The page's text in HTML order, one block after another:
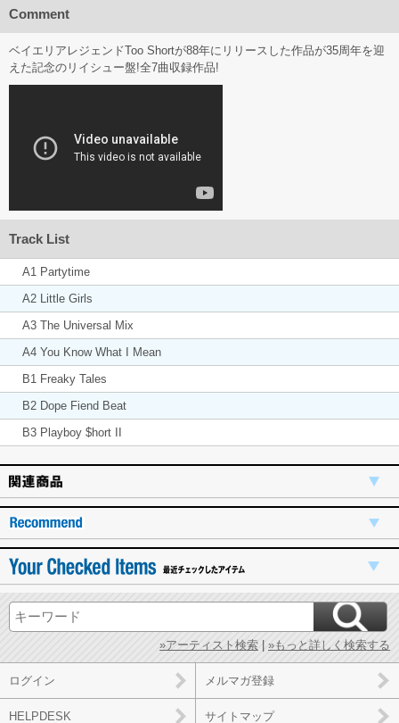
Comment
ベイエリアレジェンドToo Shortが88年にリリースした作品が35周年を迎
えた記念のリイシュー盤!全7曲収録作品!
Track List
A1 Partytime
A2 Little Girls
A3 The Universal Mix
A4 You Know What I Mean
B1 Freaky Tales
B2 Dope Fiend Beat
B3 Playboy $hort II
»アーティスト検索 »もっと詳しく検索する
ログイン メルマガ登録
HELPDESK サイトマップ